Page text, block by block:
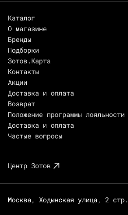
Каталог
О магазине
Бренды
Подборки
Зотов.Карта
Контакты
Акции
Доставка и оплата
Возврат
Положение программы лояльности
Доставка и оплата
Частые вопросы
Центр Зотов
Москва, Ходынская улица, 2